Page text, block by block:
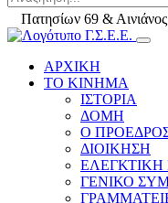
Πατησίων 69 &
ΑΡΧΙΚΗ
ΤΟ ΚΙΝΗΜΑ
ΙΣΤΟΡΙΑ
ΔΟΜΗ
Ο
ΔΙΟΙΚΗΣΗ
ΕΛΕΓΚΤΙΚΗ
ΓΕΝΙΚΟ